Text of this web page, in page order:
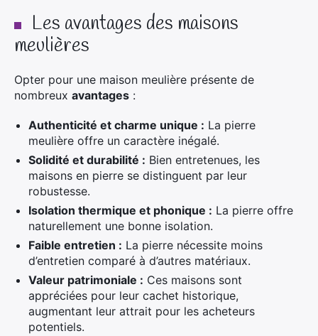
Les avantages des maisons
meulières
Opter pour une maison meulière présente de
nombreux avantages :
Authenticité et charme unique : La pierre
meulière offre un caractère inégalé.
Solidité et durabilité : Bien entretenues, les
maisons en pierre se distinguent par leur
robustesse.
Isolation thermique et phonique : La pierre offre
naturellement une bonne isolation.
Faible entretien : La pierre nécessite moins
d’entretien comparé à d’autres matériaux.
Valeur patrimoniale : Ces maisons sont
appréciées pour leur cachet historique,
augmentant leur attrait pour les acheteurs
potentiels.